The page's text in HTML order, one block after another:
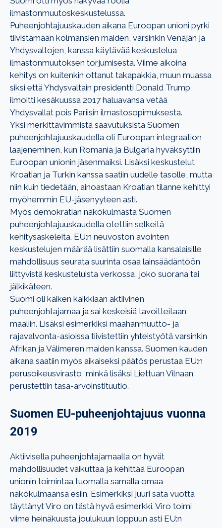
ilmastonmuutoskeskustelussa.
Puheenjohtajuuskauden aikana Euroopan unioni pyrki
tiivistämään kolmansien maiden, varsinkin Venäjän ja
Yhdysvaltojen, kanssa käytävää keskustelua
ilmastonmuutoksen torjumisesta. Viime aikoina
kehitys on kuitenkin ottanut takapakkia, muun muassa
siksi että Yhdysvaltain presidentti Donald Trump
ilmoitti kesäkuussa 2017 haluavansa vetää
Yhdysvallat pois Pariisin ilmastosopimuksesta.
Yksi merkittävimmistä saavutuksista Suomen
puheenjohtajuuskaudella oli Euroopan integraation
laajeneminen, kun Romania ja Bulgaria hyväksyttiin
Euroopan unionin jäsenmaiksi. Lisäksi keskustelut
Kroatian ja Turkin kanssa saatiin uudelle tasolle, mutta
niin kuin tiedetään, ainoastaan Kroatian tilanne kehittyi
myöhemmin EU-jäsenyyteen asti.
Myös demokratian näkökulmasta Suomen
puheenjohtajuuskaudella otettiin selkeitä
kehitysaskeleita. EU:n neuvoston avointen
keskustelujen määrää lisättiin suomalla kansalaisille
mahdollisuus seurata suurinta osaa lainsäädäntöön
liittyvistä keskusteluista verkossa, joko suorana tai
jälkikäteen.
Suomi oli kaiken kaikkiaan aktiivinen
puheenjohtajamaa ja sai keskeisiä tavoitteitaan
maaliin. Lisäksi esimerkiksi maahanmuutto- ja
rajavalvonta-asioissa tiivistettiin yhteistyötä varsinkin
Afrikan ja Välimeren maiden kanssa. Suomen kauden
aikana saatiin myös aikaiseksi päätös perustaa EU:n
perusoikeusvirasto, minkä lisäksi Liettuan Vilnaan
perustettiin tasa-arvoinstituutio.
Suomen EU-puheenjohtajuus vuonna
2019
Aktiivisella puheenjohtajamaalla on hyvät
mahdollisuudet vaikuttaa ja kehittää Euroopan
unionin toimintaa tuomalla samalla omaa
näkökulmaansa esiin. Esimerkiksi juuri sata vuotta
täyttänyt Viro on tästä hyvä esimerkki. Viro toimi
viime heinäkuusta joulukuun loppuun asti EU:n